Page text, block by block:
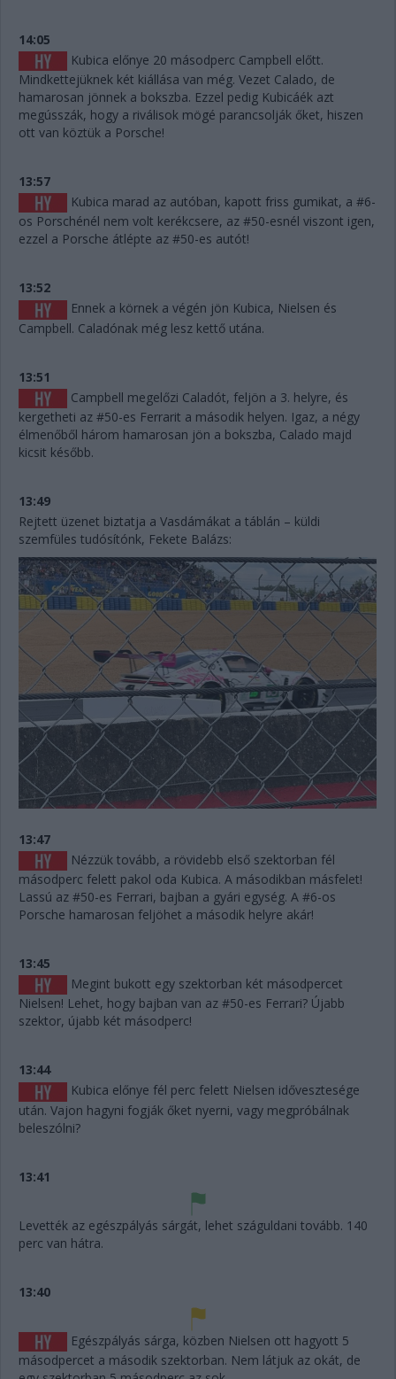
14:05
Kubica előnye 20 másodperc Campbell előtt.
Mindkettejüknek két kiállása van még. Vezet Calado, de
hamarosan jönnek a bokszba. Ezzel pedig Kubicáék azt
megússzák, hogy a riválisok mögé parancsolják őket, hiszen
ott van köztük a Porsche!
13:57
Kubica marad az autóban, kapott friss gumikat, a #6-
os Porschénél nem volt kerékcsere, az #50-esnél viszont igen,
ezzel a Porsche átlépte az #50-es autót!
13:52
Ennek a körnek a végén jön Kubica, Nielsen és
Campbell. Caladónak még lesz kettő utána.
13:51
Campbell megelőzi Caladót, feljön a 3. helyre, és
kergetheti az #50-es Ferrarit a második helyen. Igaz, a négy
élmenőből három hamarosan jön a bokszba, Calado majd
kicsit később.
13:49
Rejtett üzenet biztatja a Vasdámákat a táblán – küldi
szemfüles tudósítónk, Fekete Balázs:
13:47
Nézzük tovább, a rövidebb első szektorban fél
másodperc felett pakol oda Kubica. A másodikban másfelet!
Lassú az #50-es Ferrari, bajban a gyári egység. A #6-os
Porsche hamarosan feljöhet a második helyre akár!
13:45
Megint bukott egy szektorban két másodpercet
Nielsen! Lehet, hogy bajban van az #50-es Ferrari? Újabb
szektor, újabb két másodperc!
13:44
Kubica előnye fél perc felett Nielsen idővesztesége
után. Vajon hagyni fogják őket nyerni, vagy megpróbálnak
beleszólni?
13:41
Levették az egészpályás sárgát, lehet száguldani tovább. 140
perc van hátra.
13:40
Egészpályás sárga, közben Nielsen ott hagyott 5
másodpercet a második szektorban. Nem látjuk az okát, de